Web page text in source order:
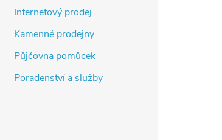
Internetový prodej
Kamenné prodejny
Půjčovna pomůcek
Poradenství a služby